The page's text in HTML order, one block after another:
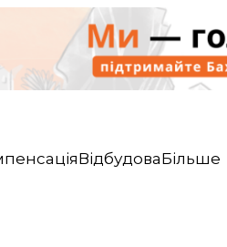
ВідбудоваБільше